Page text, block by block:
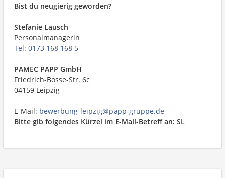
Bist du neugierig geworden?
Stefanie Lausch
Personalmanagerin
Tel: 0173 168 168 5
PAMEC PAPP GmbH
Friedrich-Bosse-Str. 6c
04159 Leipzig
E-Mail: bewerbung-leipzig@papp-gruppe.de
Bitte gib folgendes Kürzel im E-Mail-Betreff an: SL